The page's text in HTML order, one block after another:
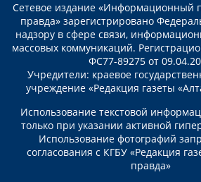
Сетевое издание «Информационный
правда» зарегистрировано
надзору в сфере связи,
массовых коммуникаций.
ФС77-89275 от
Учредители: краевое
учреждение «Редакция газеты
Использование текстовой
только при указании активной
Использование фотографий
согласования с КГБУ «Редакция
правда»